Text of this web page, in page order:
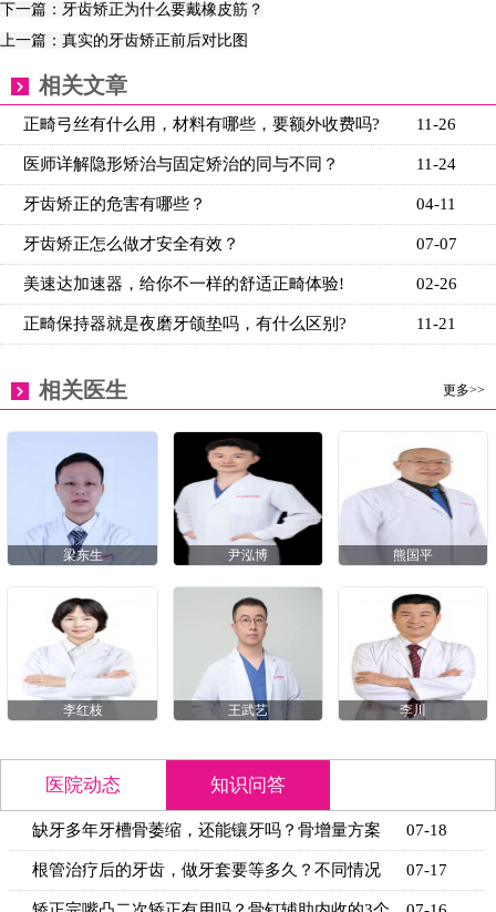
下一篇：牙齿矫正为什么要戴橡皮筋？
上一篇：真实的牙齿矫正前后对比图
相关文章
11-26
正畸弓丝有什么用，材料有哪些，要额外收费吗?
11-24
医师详解隐形矫治与固定矫治的同与不同？
04-11
牙齿矫正的危害有哪些？
07-07
牙齿矫正怎么做才安全有效？
02-26
美速达加速器，给你不一样的舒适正畸体验!
11-21
正畸保持器就是夜磨牙颌垫吗，有什么区别?
更多>>
相关医生
梁东生 尹泓博 熊国平
李红枝 王武艺 李川
医院动态 知识问答
缺牙多年牙槽骨萎缩，还能镶牙吗？骨增量方案
+适用条
07-18
根管治疗后的牙齿，做牙套要等多久？不同情况 07-17